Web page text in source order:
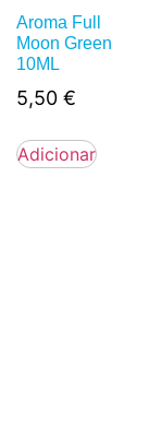
Aroma Full
Moon Green
10ML
5,50 €
Adicionar